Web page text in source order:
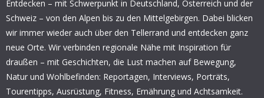
Entdecken – mit Schwerpunkt in Deutschland, Österreich und der
Schweiz – von den Alpen bis zu den Mittelgebirgen. Dabei blicken
wir immer wieder auch über den Tellerrand und entdecken ganz
neue Orte. Wir verbinden regionale Nähe mit Inspiration für
draußen – mit Geschichten, die Lust machen auf Bewegung,
Natur und Wohlbefinden: Reportagen, Interviews, Porträts,
Tourentipps, Ausrüstung, Fitness, Ernährung und Achtsamkeit.